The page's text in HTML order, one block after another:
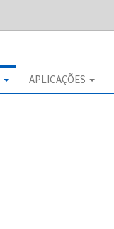
APLICAÇÕES